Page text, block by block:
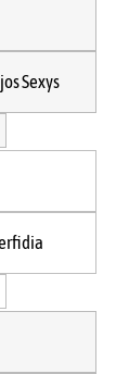
Sexys